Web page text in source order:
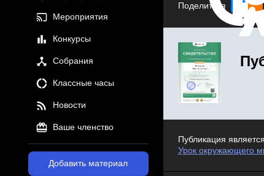
Мероприятия
Конкурсы
Собрания
Классные часы
Новости
Ваше членство
Добавить материал
Поделиться
Публикация
Урок окружающего